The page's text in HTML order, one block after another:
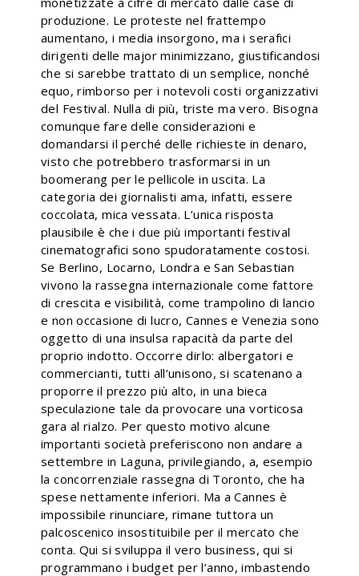
produzione. Le proteste nel frattempo
aumentano, i media insorgono, ma i serafici
dirigenti delle major minimizzano, giustificandosi
che si sarebbe trattato di un semplice, nonché
equo, rimborso per i notevoli costi organizzativi
del Festival. Nulla di più, triste ma vero. Bisogna
comunque fare delle considerazioni e
domandarsi il perché delle richieste in denaro,
visto che potrebbero trasformarsi in un
boomerang per le pellicole in uscita. La
categoria dei giornalisti ama, infatti, essere
coccolata, mica vessata. L’unica risposta
plausibile è che i due più importanti festival
cinematografici sono spudoratamente costosi.
Se Berlino, Locarno, Londra e San Sebastian
vivono la rassegna internazionale come fattore
di crescita e visibilità, come trampolino di lancio
e non occasione di lucro, Cannes e Venezia sono
oggetto di una insulsa rapacità da parte del
proprio indotto. Occorre dirlo: albergatori e
commercianti, tutti all’unisono, si scatenano a
proporre il prezzo più alto, in una bieca
speculazione tale da provocare una vorticosa
gara al rialzo. Per questo motivo alcune
importanti società preferiscono non andare a
settembre in Laguna, privilegiando, a, esempio
la concorrenziale rassegna di Toronto, che ha
spese nettamente inferiori. Ma a Cannes è
impossibile rinunciare, rimane tuttora un
palcoscenico insostituibile per il mercato che
conta. Qui si sviluppa il vero business, qui si
programmano i budget per l’anno, imbastendo